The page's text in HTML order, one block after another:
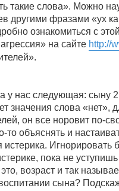
такие слова». Можно
другими фразами «ух
ознакомиться с
на сайте http://
у нас следующая: сыну
значения слова «нет»,
он все норовит по-
то объяснять и
истерика. Игнорировать
пока не
возраст и так
сына?